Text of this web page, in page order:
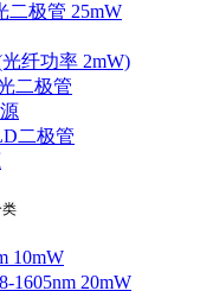
二极管 25mW
纤功率 2mW)
二极管
二极管
10mW
1605nm 20mW